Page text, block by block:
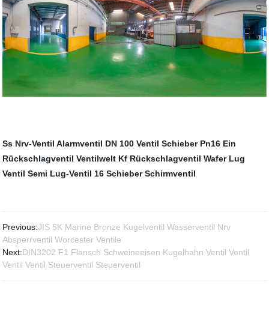
Ss Nrv-Ventil Alarmventil DN 100 Ventil Schieber Pn16 Ein
Rückschlagventil Ventilwelt Kf Rückschlagventil Wafer Lug
Ventil Semi Lug-Ventil 16 Schieber Schirmventil
Previous:JIS 5K Marine Bronze Kugelventil Wasserventil Nrv
Absperrventil Worcester Ventile
Next:DIN3202 F1 Flansch Schweineeisen Kugelhahn Ventil Ventil
Ventil Ventil Steuerventil Steuerventil